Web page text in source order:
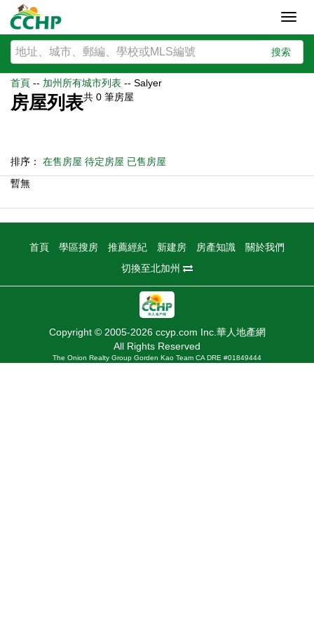
搜索
首頁 -- 加州所有城市列表 -- Salyer
房屋列表共 0 筆房屋
排序： 在售房屋 待定房屋 已售房屋
暫無
首頁 學區搜房 推薦經紀 新建房 房產知識
關於我們
切換至北加州
Copyright © 2005-2026 ccyp.com Inc.華人地產網
All Rights Reserved
The Onion Realty Group Gorden Kao Team CA DRE #01849444